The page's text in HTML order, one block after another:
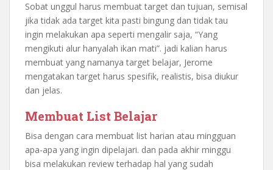
Sobat unggul harus membuat target dan tujuan, semisal
jika tidak ada target kita pasti bingung dan tidak tau
ingin melakukan apa seperti mengalir saja, “Yang
mengikuti alur hanyalah ikan mati”. jadi kalian harus
membuat yang namanya target belajar, Jerome
mengatakan target harus spesifik, realistis, bisa diukur
dan jelas.
Membuat List Belajar
Bisa dengan cara membuat list harian atau mingguan
apa-apa yang ingin dipelajari. dan pada akhir minggu
bisa melakukan review terhadap hal yang sudah